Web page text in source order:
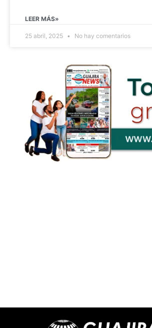
LEER MÁS»
25 abril, 2025 No hay comentarios